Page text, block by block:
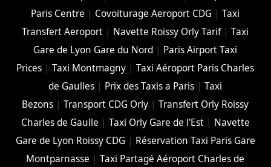
Paris Centre | Covoiturage Aeroport CDG |Taxi
Transfert Aeroport | Navette Roissy Orly Tarif|Taxi
Gare de Lyon Gare du Nord | Paris Airport Taxi
Prices |Taxi Montmagny |Taxi Aéroport Paris Charles
de Gaulles | Prix des Taxis a Paris |Taxi
Bezons |Transport CDG Orly |Transfert Orly Roissy
Charles de Gaulle | Taxi Orly Gare de l'Est| Navette
Gare de Lyon Roissy CDG | Réservation Taxi Paris Gare
Montparnasse |Taxi Partagé Aéroport Charles de